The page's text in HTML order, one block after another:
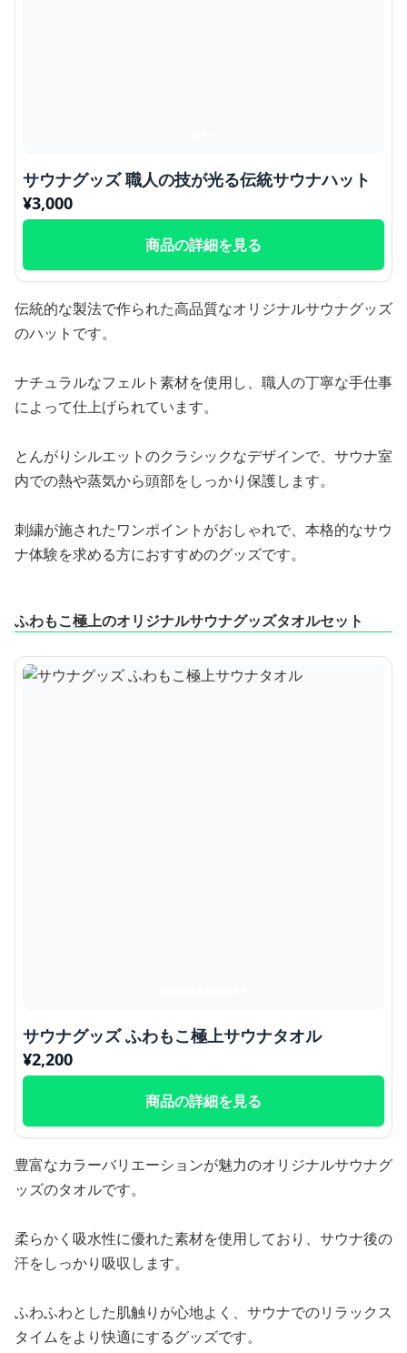
サウナグッズ 職人の技が光る伝統サウナハット
¥3,000
商品の詳細を見る
伝統的な製法で作られた高品質なオリジナルサウナグッズ
のハットです。
ナチュラルなフェルト素材を使用し、職人の丁寧な手仕事
によって仕上げられています。
とんがりシルエットのクラシックなデザインで、サウナ室
内での熱や蒸気から頭部をしっかり保護します。
刺繍が施されたワンポイントがおしゃれで、本格的なサウ
ナ体験を求める方におすすめのグッズです。
ふわもこ極上のオリジナルサウナグッズタオルセット
サウナグッズ ふわもこ極上サウナタオル
¥2,200
商品の詳細を見る
豊富なカラーバリエーションが魅力のオリジナルサウナグ
ッズのタオルです。
柔らかく吸水性に優れた素材を使用しており、サウナ後の
汗をしっかり吸収します。
ふわふわとした肌触りが心地よく、サウナでのリラックス
タイムをより快適にするグッズです。